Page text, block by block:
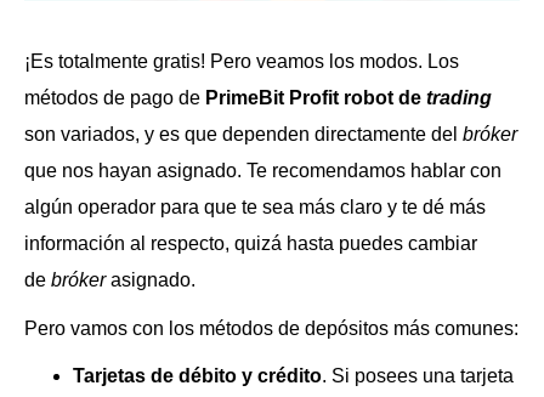
¡Es totalmente gratis! Pero veamos los modos. Los
métodos de pago de PrimeBit Profit robot de trading
son variados, y es que dependen directamente del bróker
que nos hayan asignado. Te recomendamos hablar con
algún operador para que te sea más claro y te dé más
información al respecto, quizá hasta puedes cambiar
de brókerasignado.
Pero vamos con los métodos de depósitos más comunes:
Tarjetas de débito y crédito. Si posees una tarjeta